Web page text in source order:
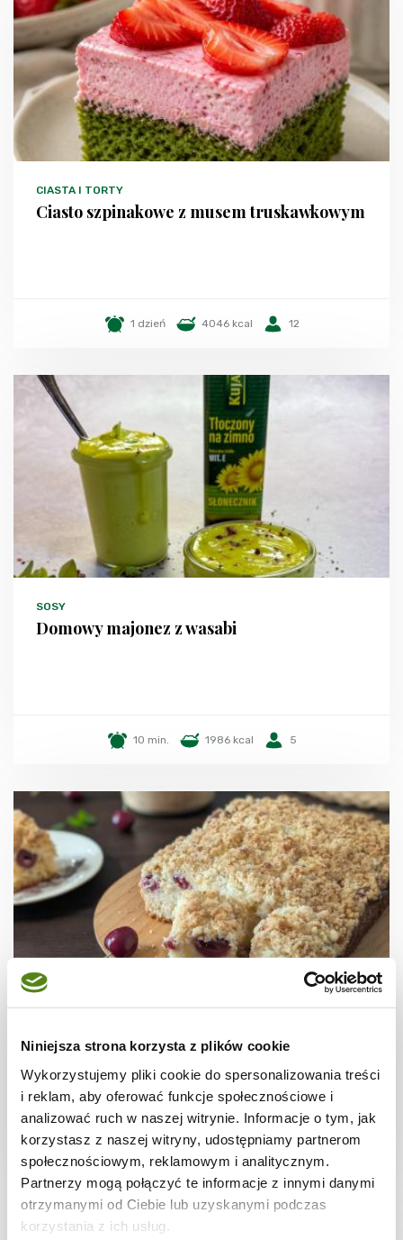
Niniejsza strona korzysta z plików cookie
Wykorzystujemy pliki cookie do spersonalizowania treści
i reklam, aby oferować funkcje społecznościowe i
analizować ruch w naszej witrynie. Informacje o tym, jak
korzystasz z naszej witryny, udostępniamy partnerom
społecznościowym, reklamowym i analitycznym.
Partnerzy mogą połączyć te informacje z innymi danymi
otrzymanymi od Ciebie lub uzyskanymi podczas
korzystania z ich usług.
CIASTA I TORTY
Ciasto szpinakowe z musem truskawkowym
1 dzień 4046 kcal 12
SOSY
Domowy majonez z wasabi
10 min. 1986 kcal 5
Ciasto kokosowe z czereśniami i kruszonką
1 godz. 6612 kcal 24